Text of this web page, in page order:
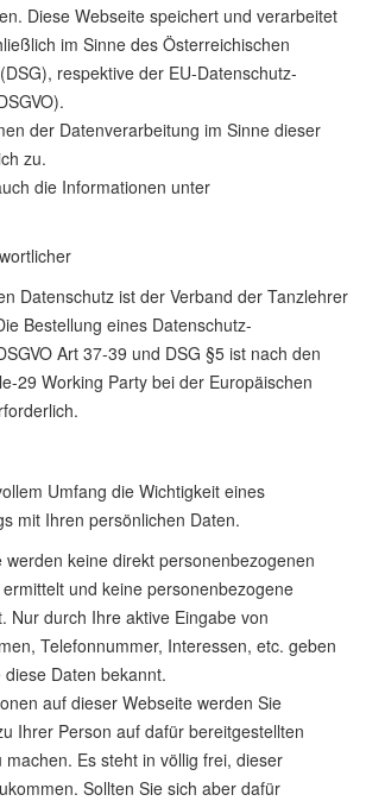
Diese Webseite speichert und verarbeitet
im Sinne des Österreichischen
respektive der EU-Datenschutz-
der Datenverarbeitung im Sinne dieser
zu.
die Informationen unter
Datenschutz ist der Verband der Tanzlehrer
Bestellung eines Datenschutz-
Art 37-39 und DSG §5 ist nach den
29 Working Party bei der Europäischen
Umfang die Wichtigkeit eines
mit Ihren persönlichen Daten.
werden keine direkt personenbezogenen
und keine personenbezogene
Nur durch Ihre aktive Eingabe von
Telefonnummer, Interessen, etc. geben
Daten bekannt.
auf dieser Webseite werden Sie
Ihrer Person auf dafür bereitgestellten
Es steht in völlig frei, dieser
Sollten Sie sich aber dafür